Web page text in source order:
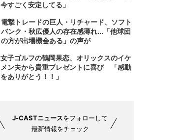
今すごく安定してる」
電撃トレードの巨人・リチャード、ソフト
バンク・秋広優人の存在感薄れ...「他球団
の方が出場機会ある」の声が
女子ゴルフの鶴岡果恋、オリックスのイケ
メン夫から貴重プレゼントに喜び 「感動
をありがとう！！」
J-CASTニュースをフォローして
最新情報をチェック